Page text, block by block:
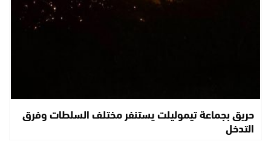
حريق بجماعة تيموليلت يستنفر مختلف السلطات وفرق
التدخل